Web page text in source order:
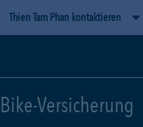
Thien Tam Phan kontaktieren
Versicherung